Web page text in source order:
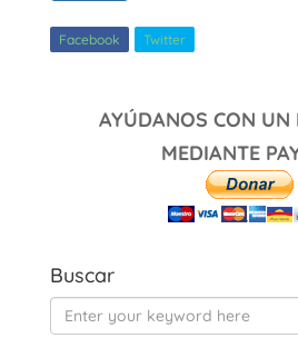
Facebook Twitter
AYÚDANOS CON UN
MEDIANTE
Buscar